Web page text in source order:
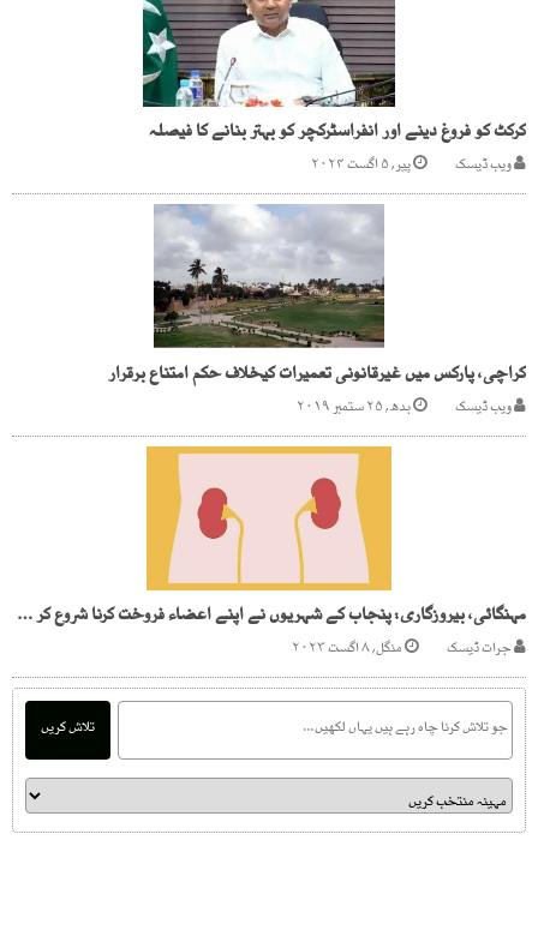
کرکٹ کو فروغ دینے اور انفراسٹرکچر کو بہتر بنانے کا فیصلہ
ویب ڈیسک پیر, ۵ اگست ۲۰۲۴
کراچی، پارکس میں غیرقانونی تعمیرات کیخلاف حکم امتناع برقرار
ویب ڈیسک بدھ, ۲۵ ستمبر ۲۰۱۹
مہنگائی، بیروزگاری: پنجاب کے شہریوں نے اپنے اعضاء فروخت کرنا شروع کر دیے
جرات ڈیسک منگل, ۸ اگست ۲۰۲۳
تلاش کریں